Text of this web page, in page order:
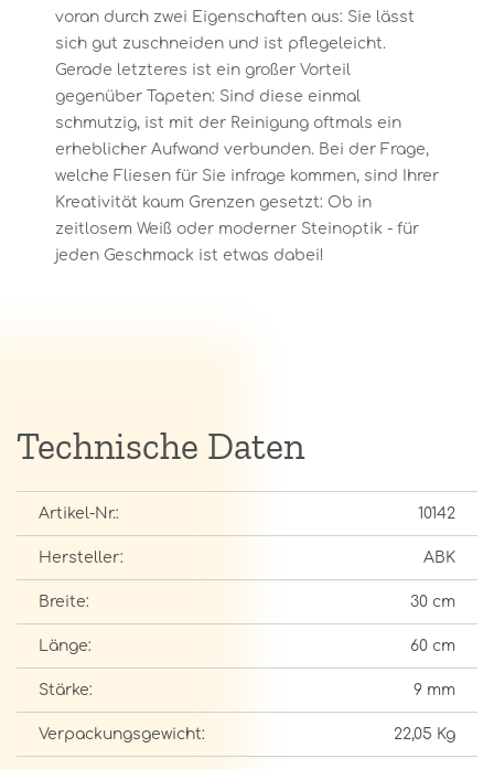
voran durch zwei Eigenschaften aus: Sie lässt
sich gut zuschneiden und ist pflegeleicht.
Gerade letzteres ist ein großer Vorteil
gegenüber Tapeten: Sind diese einmal
schmutzig, ist mit der Reinigung oftmals ein
erheblicher Aufwand verbunden. Bei der Frage,
welche Fliesen für Sie infrage kommen, sind Ihrer
Kreativität kaum Grenzen gesetzt: Ob in
zeitlosem Weiß oder moderner Steinoptik - für
jeden Geschmack ist etwas dabei!
Technische Daten
Artikel-Nr.: 10142
Hersteller: ABK
Breite: 30 cm
Länge: 60 cm
Stärke: 9 mm
Verpackungsgewicht: 22,05 Kg